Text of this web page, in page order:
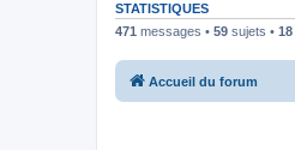
STATISTIQUES
471 messages • 59 sujets • 18
Accueil du forum